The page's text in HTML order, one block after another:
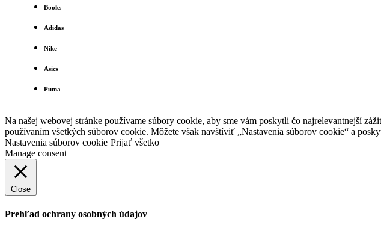
Books
Adidas
Nike
Asics
Puma
Na našej webovej stránke používame súbory cookie, aby sme vám poskytli čo najrelevantnejší
používaním všetkých súborov cookie. Môžete však navštíviť „Nastavenia súborov cookie“ a
Nastavenia súborov cookie Prijať všetko
Manage consent
Close
Prehľad ochrany osobných údajov